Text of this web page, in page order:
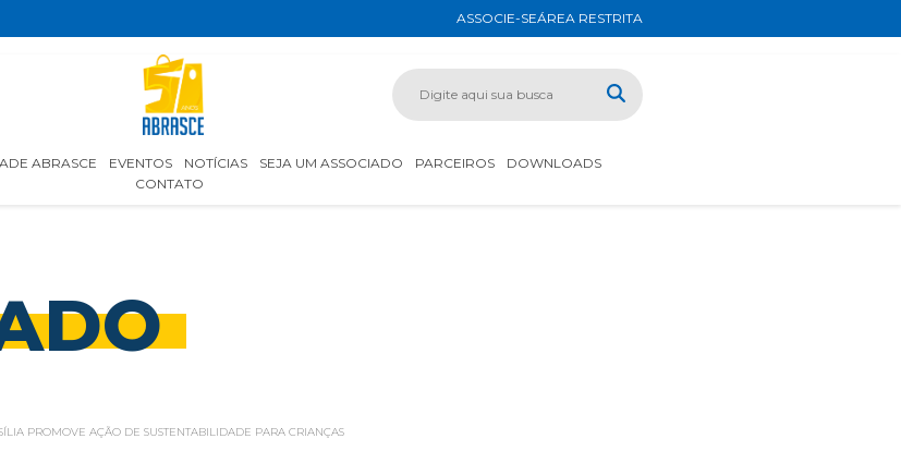
ASSOCIE-SEÁREA RESTRITA
ABRASCE EVENTOS NOTÍCIAS SEJA UM ASSOCIADO PARCEIROS
DOWNLOADS
CONTATO
PROMOVE AÇÃO DE SUSTENTABILIDADE PARA CRIANÇAS